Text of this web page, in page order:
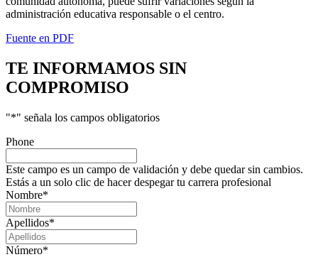
administración educativa responsable o el centro.
Fuente en PDF
TE INFORMAMOS SIN
COMPROMISO
"*" señala los campos obligatorios
Phone
Este campo es un campo de validación y debe quedar sin cambios.
Estás a un solo clic de hacer despegar tu carrera profesional
Nombre*
Apellidos*
Número*